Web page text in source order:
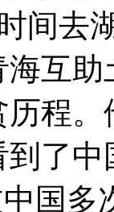
间去
海互
历程
到了中
国多